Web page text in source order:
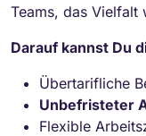
Teams, das
Darauf kannst Du
Übertarifliche
Unbefristeter
Flexible